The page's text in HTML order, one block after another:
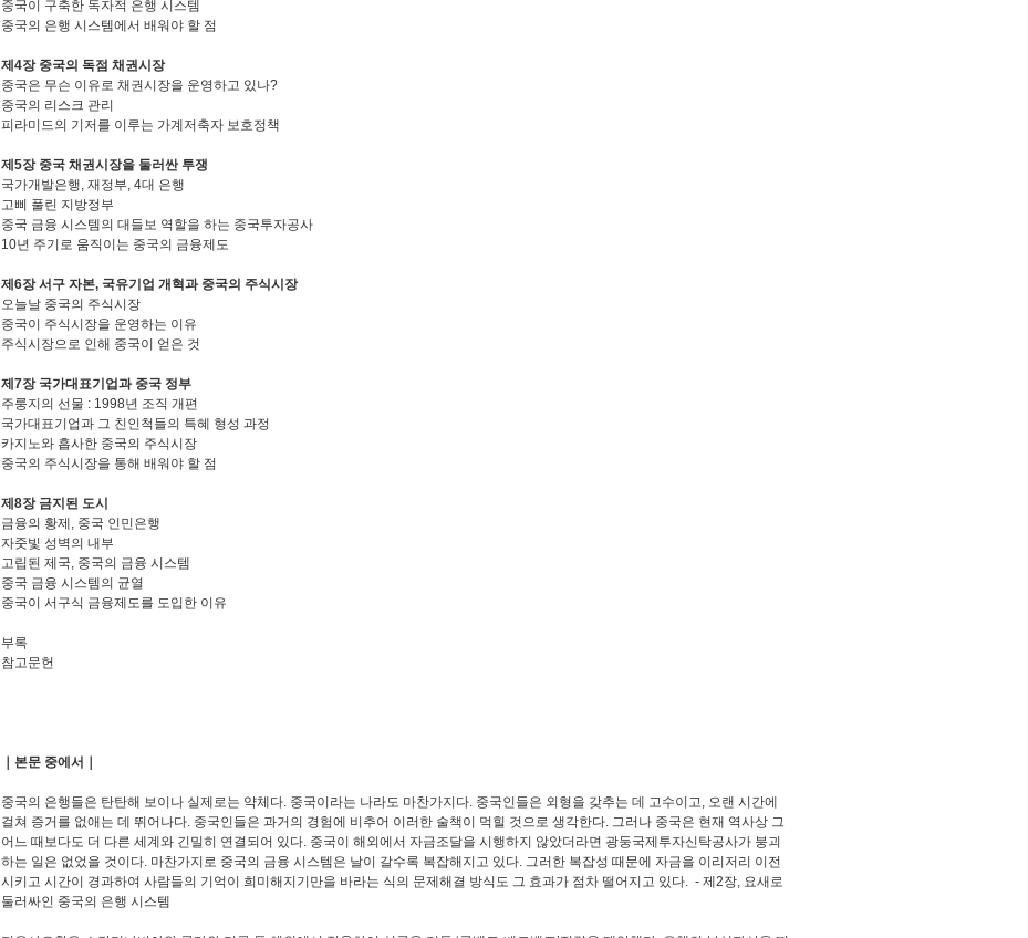
중국이 구축한 독자적 은행 시스템
중국의 은행 시스템에서 배워야 할 점
제4장 중국의 독점 채권시장
중국은 무슨 이유로 채권시장을 운영하고 있나?
중국의 리스크 관리
피라미드의 기저를 이루는 가계저축자 보호정책
제5장 중국 채권시장을 둘러싼 투쟁
국가개발은행, 재정부, 4대 은행
고삐 풀린 지방정부
중국 금융 시스템의 대들보 역할을 하는 중국투자공사
10년 주기로 움직이는 중국의 금융제도
제6장 서구 자본, 국유기업 개혁과 중국의 주식시장
오늘날 중국의 주식시장
중국이 주식시장을 운영하는 이유
주식시장으로 인해 중국이 얻은 것
제7장 국가대표기업과 중국 정부
주룽지의 선물 : 1998년 조직 개편
국가대표기업과 그 친인척들의 특혜 형성 과정
카지노와 흡사한 중국의 주식시장
중국의 주식시장을 통해 배워야 할 점
제8장 금지된 도시
금융의 황제, 중국 인민은행
자줏빛 성벽의 내부
고립된 제국, 중국의 금융 시스템
중국 금융 시스템의 균열
중국이 서구식 금융제도를 도입한 이유
부록
참고문헌
｜본문 중에서｜
중국의 은행들은 탄탄해 보이나 실제로는 약체다. 중국이라는 나라도 마찬가지다. 중국인들은 외형을 갖추는 데 고수이고, 오랜 시간에
걸쳐 증거를 없애는 데 뛰어나다. 중국인들은 과거의 경험에 비추어 이러한 술책이 먹힐 것으로 생각한다. 그러나 중국은 현재 역사상 그
어느 때보다도 더 다른 세계와 긴밀히 연결되어 있다. 중국이 해외에서 자금조달을 시행하지 않았더라면 광둥국제투자신탁공사가 붕괴
하는 일은 없었을 것이다. 마찬가지로 중국의 금융 시스템은 날이 갈수록 복잡해지고 있다. 그러한 복잡성 때문에 자금을 이리저리 이전
시키고 시간이 경과하여 사람들의 기억이 희미해지기만을 바라는 식의 문제해결 방식도 그 효과가 점차 떨어지고 있다. - 제2장, 요새로
둘러싸인 중국의 은행 시스템